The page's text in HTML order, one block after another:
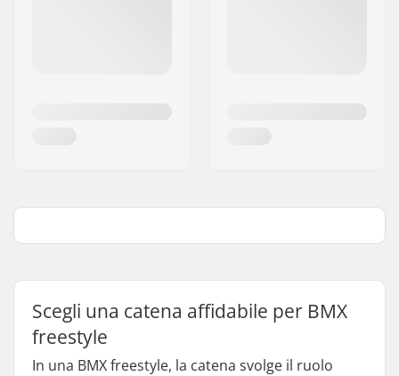
Scegli una catena affidabile per BMX
freestyle
In una BMX freestyle, la catena svolge il ruolo